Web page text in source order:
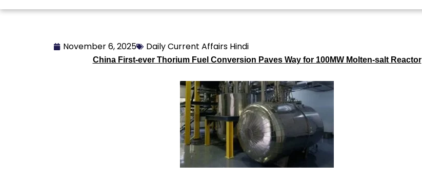
November 6, 2025 Daily Current Affairs Hindi
China First-ever Thorium Fuel Conversion Paves Way for 100MW Molten-salt Reactor